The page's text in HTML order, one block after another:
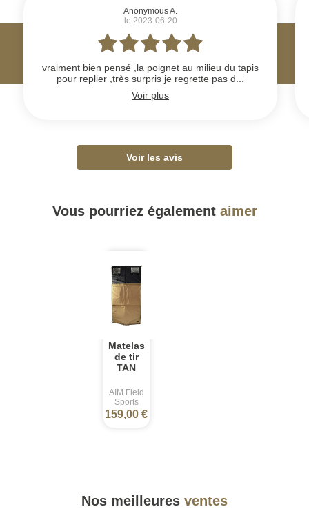
Anonymous A.
le 2023-06-20
vraiment bien pensé ,la poignet au milieu du tapis
pour replier ,très surpris je regrette pas d...
Voir plus
Voir les avis
Vous pourriez également aimer
Matelas
de tir
TAN
AIM Field
Sports
159,00 €
Nos meilleures ventes